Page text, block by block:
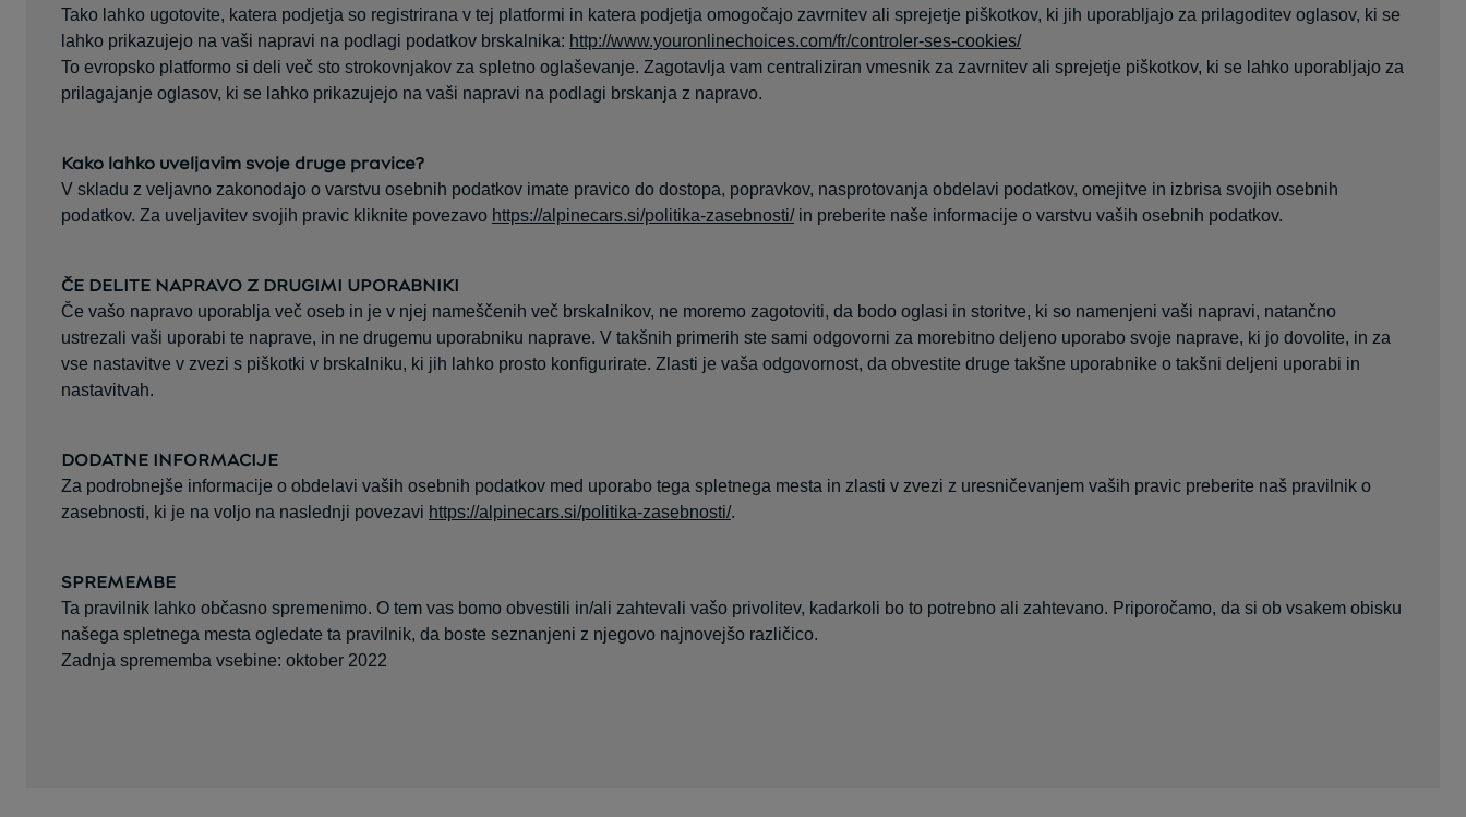
Tako lahko ugotovite, katera podjetja so registrirana v tej platformi in katera podjetja omogočajo zavrnitev ali sprejetje piškotkov, ki jih uporabljajo za prilagoditev oglasov, ki se
lahko prikazujejo na vaši napravi na podlagi podatkov brskalnika: http://www.youronlinechoices.com/fr/controler-ses-cookies/
To evropsko platformo si deli več sto strokovnjakov za spletno oglaševanje. Zagotavlja vam centraliziran vmesnik za zavrnitev ali sprejetje piškotkov, ki se lahko uporabljajo za
prilagajanje oglasov, ki se lahko prikazujejo na vaši napravi na podlagi brskanja z napravo.
Kako lahko uveljavim svoje druge pravice?
V skladu z veljavno zakonodajo o varstvu osebnih podatkov imate pravico do dostopa, popravkov, nasprotovanja obdelavi podatkov, omejitve in izbrisa svojih osebnih
podatkov. Za uveljavitev svojih pravic kliknite povezavo https://alpinecars.si/politika-zasebnosti/in preberite naše informacije o varstvu vaših osebnih podatkov.
ČE DELITE NAPRAVO Z DRUGIMI UPORABNIKI
Če vašo napravo uporablja več oseb in je v njej nameščenih več brskalnikov, ne moremo zagotoviti, da bodo oglasi in storitve, ki so namenjeni vaši napravi, natančno
ustrezali vaši uporabi te naprave, in ne drugemu uporabniku naprave. V takšnih primerih ste sami odgovorni za morebitno deljeno uporabo svoje naprave, ki jo dovolite, in za
vse nastavitve v zvezi s piškotki v brskalniku, ki jih lahko prosto konfigurirate. Zlasti je vaša odgovornost, da obvestite druge takšne uporabnike o takšni deljeni uporabi in
nastavitvah.
DODATNE INFORMACIJE
Za podrobnejše informacije o obdelavi vaših osebnih podatkov med uporabo tega spletnega mesta in zlasti v zvezi z uresničevanjem vaših pravic preberite naš pravilnik o
zasebnosti, ki je na voljo na naslednji povezavi https://alpinecars.si/politika-zasebnosti/.
SPREMEMBE
Ta pravilnik lahko občasno spremenimo. O tem vas bomo obvestili in/ali zahtevali vašo privolitev, kadarkoli bo to potrebno ali zahtevano. Priporočamo, da si ob vsakem obisku
našega spletnega mesta ogledate ta pravilnik, da boste seznanjeni z njegovo najnovejšo različico.
Zadnja sprememba vsebine: oktober 2022